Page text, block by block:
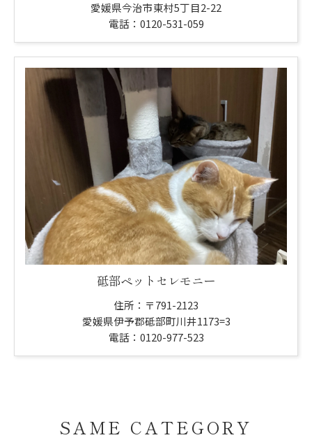
愛媛県今治市東村5丁目2-22
電話：0120-531-059
砥部ペットセレモニー
住所：〒791-2123
愛媛県伊予郡砥部町川井1173=3
電話：0120-977-523
SAME CATEGORY